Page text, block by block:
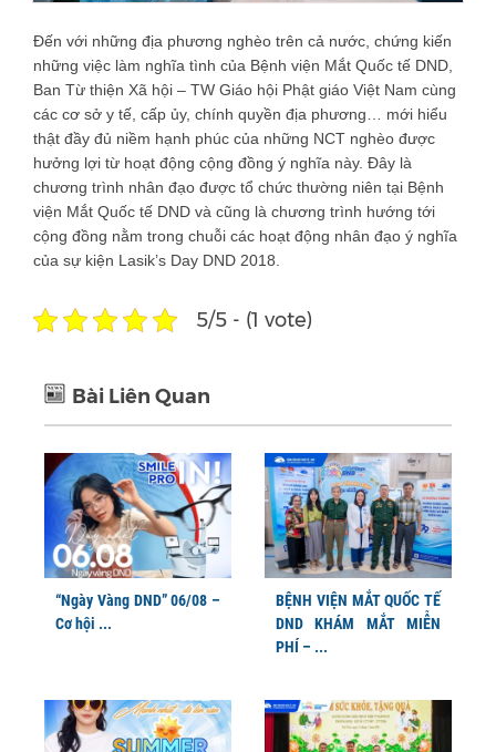
Đến với những địa phương nghèo trên cả nước, chứng kiến
những việc làm nghĩa tình của Bệnh viện Mắt Quốc tế DND,
Ban Từ thiện Xã hội – TW Giáo hội Phật giáo Việt Nam cùng
các cơ sở y tế, cấp ủy, chính quyền địa phương… mới hiểu
thật đầy đủ niềm hạnh phúc của những NCT nghèo được
hưởng lợi từ hoạt động cộng đồng ý nghĩa này. Đây là
chương trình nhân đạo được tổ chức thường niên tại Bệnh
viện Mắt Quốc tế DND và cũng là chương trình hướng tới
cộng đồng nằm trong chuỗi các hoạt động nhân đạo ý nghĩa
của sự kiện Lasik’s Day DND 2018.
5/5 - (1 vote)
Bài Liên Quan
“Ngày Vàng DND” 06/08 –
Cơ hội ...
BỆNH VIỆN MẮT QUỐC TẾ
DND KHÁM MẮT MIỄN
PHÍ – ...